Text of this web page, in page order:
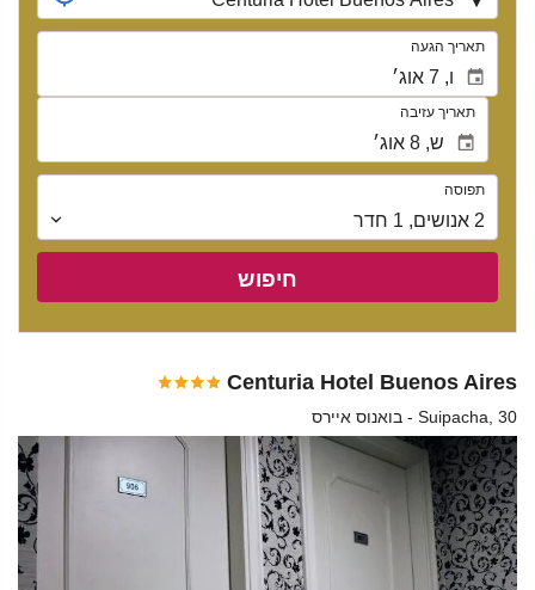
תאריך הגעה
תאריך עזיבה
תפוסה
תפוסה
2 אנושים,
1 חדר
חיפוש
Centuria Hotel Buenos Aires
Suipacha, 30 - בואנוס איירס